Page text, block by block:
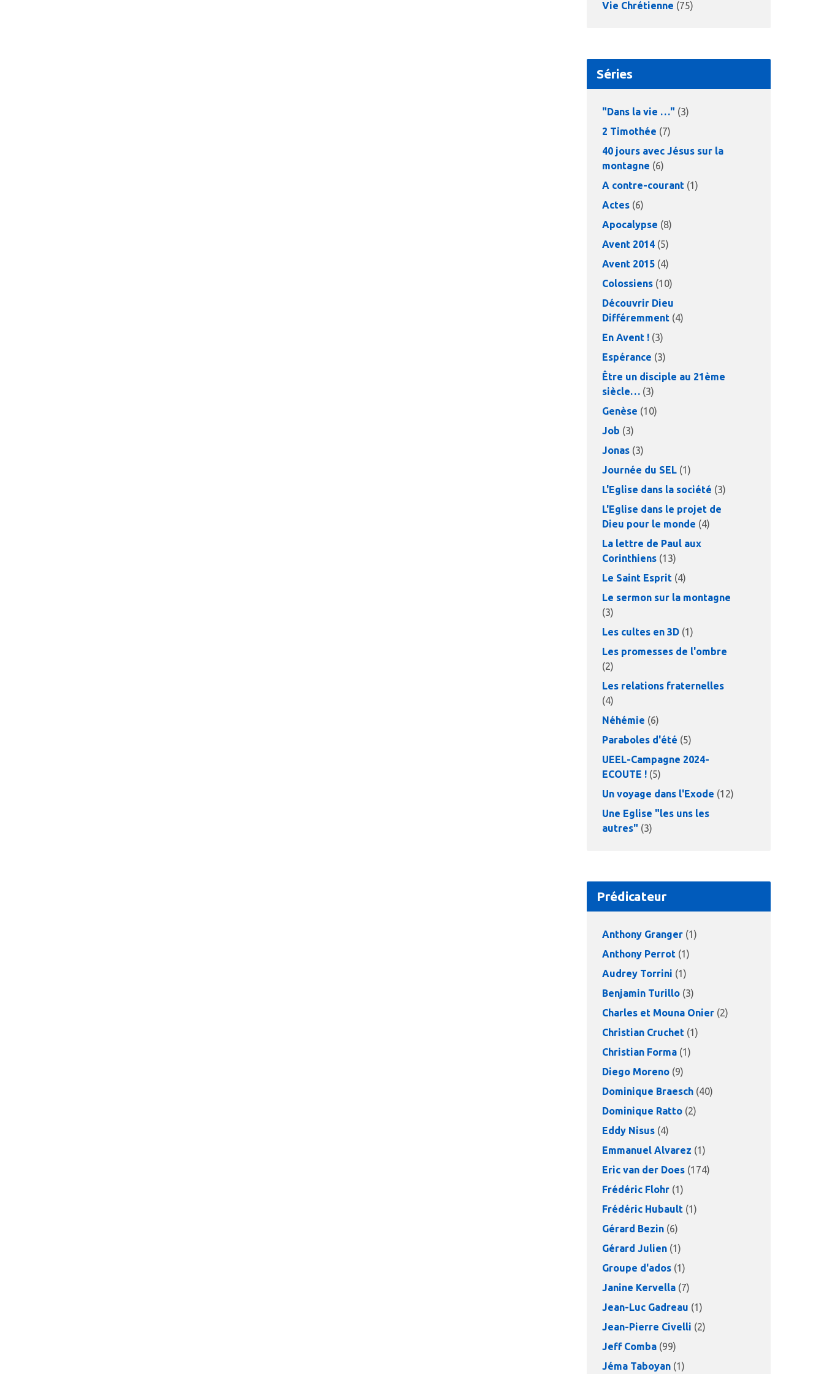
Vie Chrétienne (75)
Séries
"Dans la vie …" (3)
2 Timothée (7)
40 jours avec Jésus sur la
montagne (6)
A contre-courant (1)
Actes (6)
Apocalypse (8)
Avent 2014 (5)
Avent 2015 (4)
Colossiens (10)
Découvrir Dieu
Différemment (4)
En Avent ! (3)
Espérance (3)
Être un disciple au 21ème
siècle… (3)
Genèse (10)
Job (3)
Jonas (3)
Journée du SEL (1)
L'Eglise dans la société (3)
L'Eglise dans le projet de
Dieu pour le monde (4)
La lettre de Paul aux
Corinthiens (13)
Le Saint Esprit (4)
Le sermon sur la montagne
(3)
Les cultes en 3D (1)
Les promesses de l'ombre
(2)
Les relations fraternelles
(4)
Néhémie (6)
Paraboles d'été (5)
UEEL-Campagne 2024-
ECOUTE ! (5)
Un voyage dans l'Exode (12)
Une Eglise "les uns les
autres" (3)
Prédicateur
Anthony Granger (1)
Anthony Perrot (1)
Audrey Torrini (1)
Benjamin Turillo (3)
Charles et Mouna Onier (2)
Christian Cruchet (1)
Christian Forma (1)
Diego Moreno (9)
Dominique Braesch (40)
Dominique Ratto (2)
Eddy Nisus (4)
Emmanuel Alvarez (1)
Eric van der Does (174)
Frédéric Flohr (1)
Frédéric Hubault (1)
Gérard Bezin (6)
Gérard Julien (1)
Groupe d'ados (1)
Janine Kervella (7)
Jean-Luc Gadreau (1)
Jean-Pierre Civelli (2)
Jeff Comba (99)
Jéma Taboyan (1)